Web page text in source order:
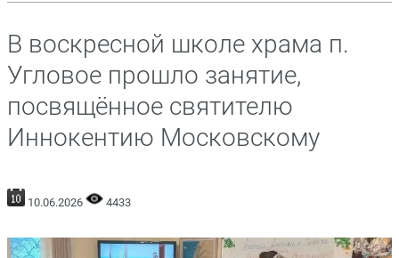
В воскресной школе храма п.
Угловое прошло занятие,
посвящённое святителю
Иннокентию Московскому
10.06.2026 4433